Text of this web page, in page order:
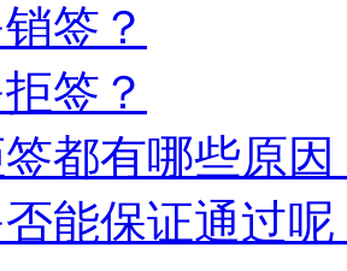
签？
签？
都有哪些原因
能保证通过呢